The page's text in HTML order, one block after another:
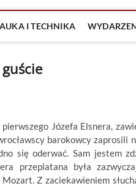
I TECHNIKA
Józefa Elsnera,
barokowcy zaprosili
się oderwać. Sam jestem
przeplatana była
Z zaciekawieniem